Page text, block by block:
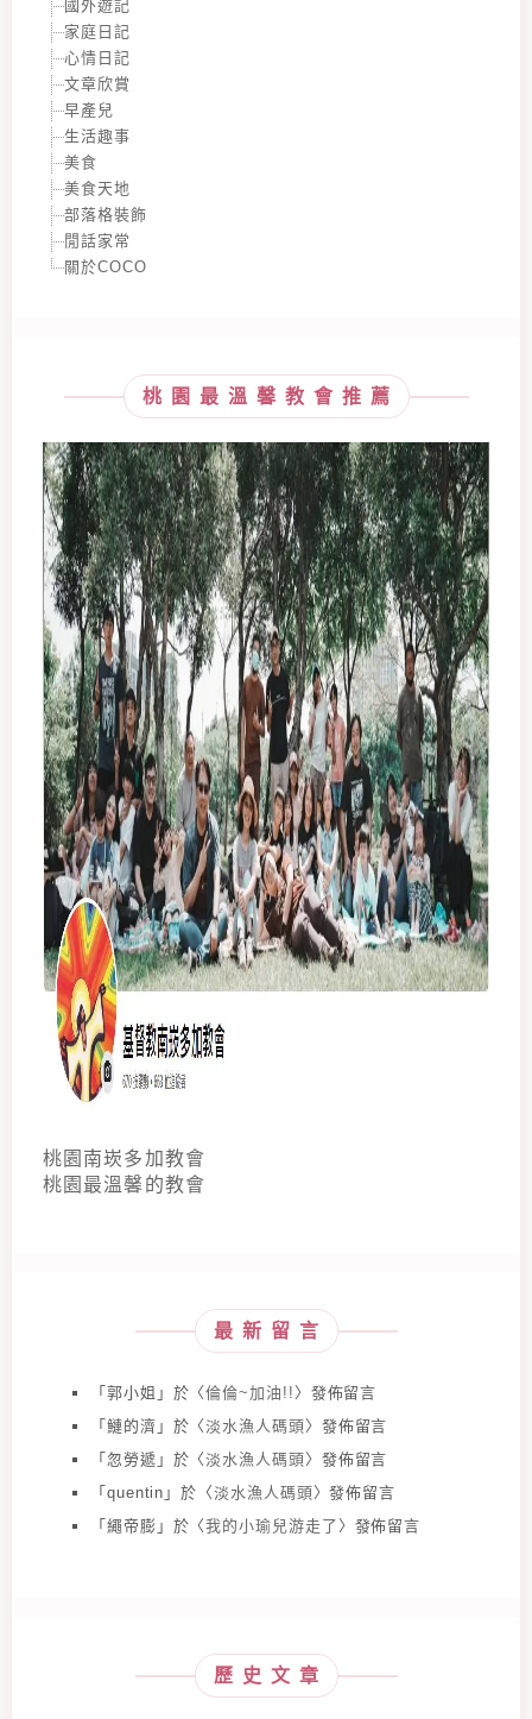
國外遊記
家庭日記
心情日記
文章欣賞
早產兒
生活趣事
美食
美食天地
部落格裝飾
閒話家常
關於COCO
桃園最溫馨教會推薦
桃園南崁多加教會
桃園最溫馨的教會
最新留言
「 郭小姐 」於〈倫倫~加油!! 〉發佈留言
「 鰱的濟 」於〈淡水漁人碼頭〉發佈留言
「 忽勞遞 」於〈淡水漁人碼頭〉發佈留言
「 quentin 」於〈淡水漁人碼頭〉發佈留言
「 繩帝膨 」於〈我的小瑜兒游走了 〉發佈留言
歷史文章